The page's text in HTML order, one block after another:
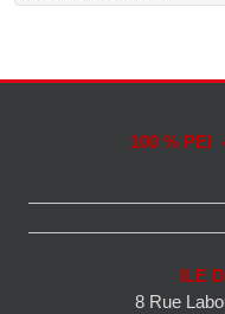
100 % PEI
ILE
8 Rue